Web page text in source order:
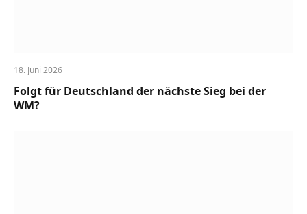
18. Juni 2026
Folgt für Deutschland der nächste Sieg bei der
WM?